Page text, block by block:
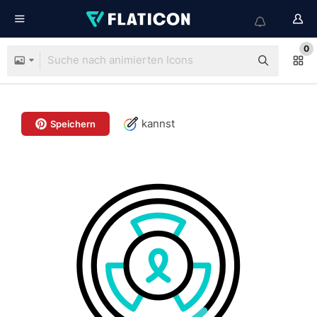
0
Speichern kannst